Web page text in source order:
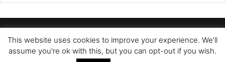
POLÍTICA DE PRIVACIDADE SOBRE NÓS
POLÍTICA DE COOKIES
TERMOS DE USO
This website uses cookies to improve your experience. We'll
assume you're ok with this, but you can opt-out if you wish.